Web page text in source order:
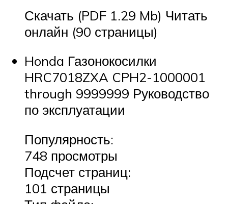
Скачать (PDF 1.29 Mb) Читать
онлайн (90 страницы)
Honda Газонокосилки
HRC7018ZXA CPH2-1000001
through 9999999 Руководство
по эксплуатации
Популярность:
748 просмотры
Подсчет страниц:
101 страницы